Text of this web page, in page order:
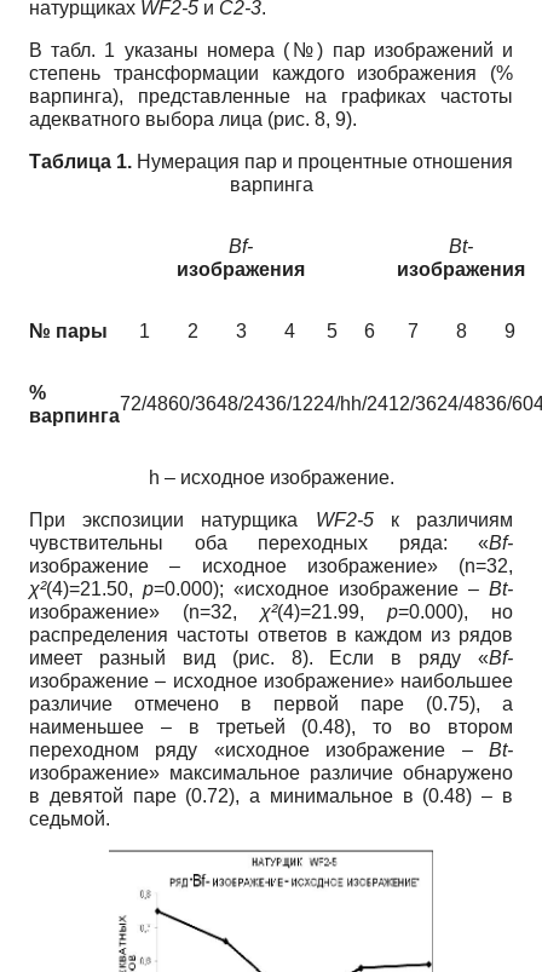
натурщиках WF2-5 и C2-3.
В табл. 1 указаны номера (№) пар изображений и
степень трансформации каждого изображения (%
варпинга), представленные на графиках частоты
адекватного выбора лица (рис. 8, 9).
Таблица 1. Нумерация пар и процентные отношения
варпинга
Bf-
изображения
Bt-
изображения
№ пары 1 2 3 4 5 6 7 8 9
%
варпинга
72/4860/3648/2436/1224/hh/2412/3624/4836/60
h – исходное изображение.
При экспозиции натурщика WF2-5к различиям
чувствительны оба переходных ряда: «Bf-
изображение – исходное изображение» (n=32,
χ²(4)=21.50, p=0.000); «исходное изображение – Bt-
изображение» (n=32, χ²(4)=21.99, p=0.000), но
распределения частоты ответов в каждом из рядов
имеет разный вид (рис. 8). Если в ряду «Bf-
изображение – исходное изображение» наибольшее
различие отмечено в первой паре (0.75), а
наименьшее – в третьей (0.48), то во втором
переходном ряду «исходное изображение – Bt-
изображение» максимальное различие обнаружено
в девятой паре (0.72), а минимальное в (0.48) – в
седьмой.